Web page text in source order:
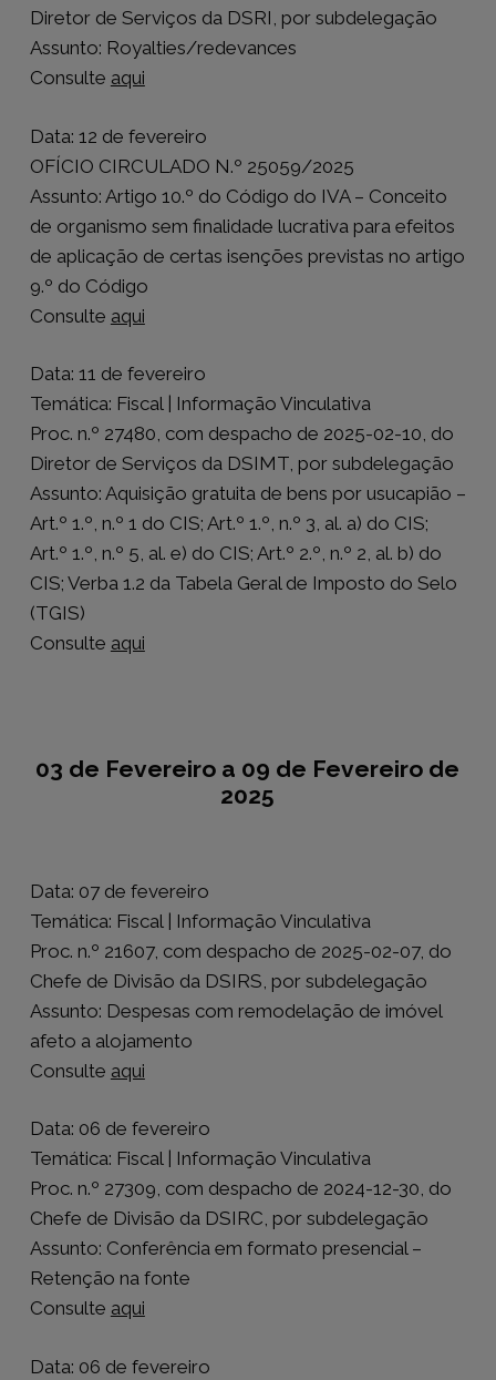
Diretor de Serviços da DSRI, por subdelegação
Assunto: Royalties/redevances
Consulte aqui
Data: 12 de fevereiro
OFÍCIO CIRCULADO N.º 25059/2025
Assunto: Artigo 10.º do Código do IVA – Conceito
de organismo sem finalidade lucrativa para efeitos
de aplicação de certas isenções previstas no artigo
9.º do Código
Consulte aqui
Data: 11 de fevereiro
Temática: Fiscal | Informação Vinculativa
Proc. n.º 27480, com despacho de 2025-02-10, do
Diretor de Serviços da DSIMT, por subdelegação
Assunto: Aquisição gratuita de bens por usucapião –
Art.º 1.º, n.º 1 do CIS; Art.º 1.º, n.º 3, al. a) do CIS;
Art.º 1.º, n.º 5, al. e) do CIS; Art.º 2.º, n.º 2, al. b) do
CIS; Verba 1.2 da Tabela Geral de Imposto do Selo
(TGIS)
Consulte aqui
03 de Fevereiro a 09 de Fevereiro de
2025
Data: 07 de fevereiro
Temática: Fiscal | Informação Vinculativa
Proc. n.º 21607, com despacho de 2025-02-07, do
Chefe de Divisão da DSIRS, por subdelegação
Assunto: Despesas com remodelação de imóvel
afeto a alojamento
Consulte aqui
Data: 06 de fevereiro
Temática: Fiscal | Informação Vinculativa
Proc. n.º 27309, com despacho de 2024-12-30, do
Chefe de Divisão da DSIRC, por subdelegação
Assunto: Conferência em formato presencial –
Retenção na fonte
Consulte aqui
Data: 06 de fevereiro